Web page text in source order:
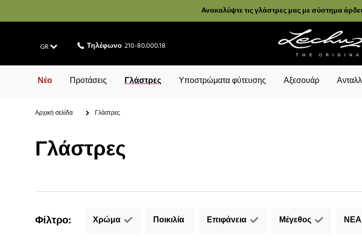
Ανακαλύψτε τις γλάστρες μας με σύστημα
GR Τηλέφωνο 210-80.000.18
Νέο Προτάσεις Γλάστρες Υποστρώματα φύτευσης Αξεσουάρ
Αρχική σελίδα Γλάστρες
Γλάστρες
Φίλτρο: Χρώμα Ποικιλία Επιφάνεια Μέγεθος ΝΕΑ